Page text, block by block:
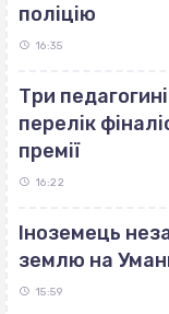
поліцію
16:35
Три
перелік
премії
16:22
Іноземець
землю на
15:59